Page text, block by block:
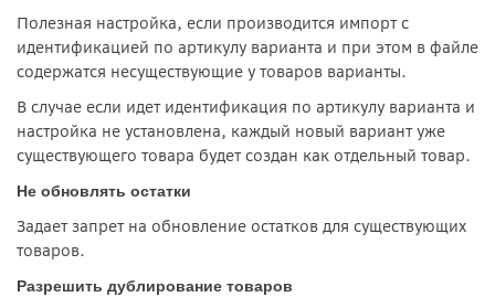
Полезная настройка, если производится импорт с
идентификацией по артикулу варианта и при этом в файле
содержатся несуществующие у товаров варианты.
В случае если идет идентификация по артикулу варианта и
настройка не установлена, каждый новый вариант уже
существующего товара будет создан как отдельный товар.
Не обновлять остатки
Задает запрет на обновление остатков для существующих
товаров.
Разрешить дублирование товаров